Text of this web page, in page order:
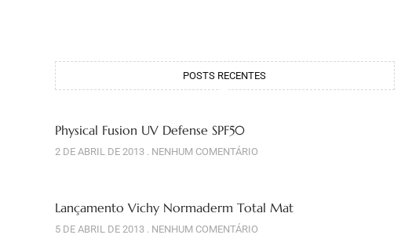
POSTS RECENTES
Physical Fusion UV Defense SPF50
2 DE ABRIL DE 2013 NENHUM COMENTÁRIO
Lançamento Vichy Normaderm Total Mat
5 DE ABRIL DE 2013 NENHUM COMENTÁRIO